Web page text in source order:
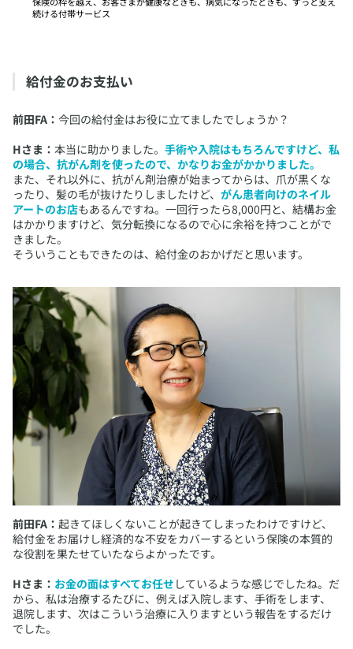
続ける付帯サービス
給付金のお支払い
前田FA： 今回の給付金はお役に立てましたでしょうか？
Hさま： 本当に助かりました。 手術や入院はもちろんですけど、私
の場合、抗がん剤を使ったので、かなりお金がかかりました。
また、それ以外に、抗がん剤治療が始まってからは、爪が黒くな
ったり、髪の毛が抜けたりしましたけど、 がん患者向けのネイル
アートのお店もあるんですね。一回行ったら8,000円と、結構お金
はかかりますけど、気分転換になるので心に余裕を持つことがで
きました。
そういうこともできたのは、給付金のおかげだと思います。
前田FA： 起きてほしくないことが起きてしまったわけですけど、
給付金をお届けし経済的な不安をカバーするという保険の本質的
な役割を果たせていたならよかったです。
Hさま： お金の面はすべてお任せ しているような感じでしたね。だ
から、私は治療するたびに、例えば入院します、手術をします、
退院します、次はこういう治療に入りますという報告をするだけ
でした。